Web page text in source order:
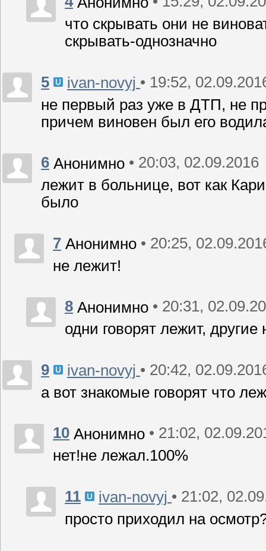
что скрывать они не
скрывать-однозначно
5 ivan-novyj • 19:52,
не первый раз уже в ДТП, не
причем виновен был его
6 Анонимно • 20:03, 02.09.2016
лежит в больнице, вот как
было
7 Анонимно • 20:25,
не лежит!
8 Анонимно • 20:31,
одни говорят лежит,
9 ivan-novyj • 20:42,
а вот знакомые говорят что
10 Анонимно • 21:02,
нет!не лежал.100%
11 ivan-novyj • 21:02,
просто приходил на